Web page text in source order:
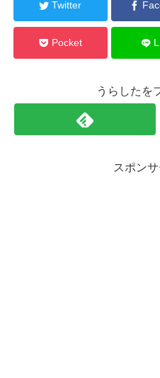
Twitter
Pocket
うらしたを
スポン